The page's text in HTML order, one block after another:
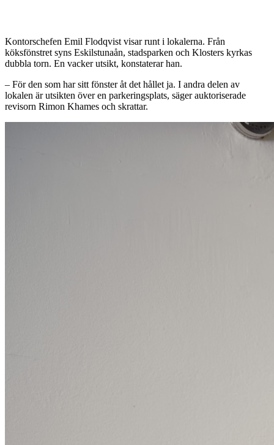
Kontorschefen Emil Flodqvist visar runt i lokalerna. Från
köksfönstret syns Eskilstunaån, stadsparken och Klosters kyrkas
dubbla torn. En vacker utsikt, konstaterar han.
– För den som har sitt fönster åt det hållet ja. I andra delen av
lokalen är utsikten över en parkeringsplats, säger auktoriserade
revisorn Rimon Khames och skrattar.